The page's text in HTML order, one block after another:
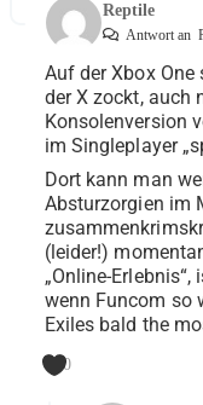
Reptile
Antwort an
Auf der Xbox
der X zockt, auch
Konsolenversion
im Singleplayer
Dort kann man
Absturzorgien im
(leider!)
„Online-
wenn Funcom so
Exiles bald the
0